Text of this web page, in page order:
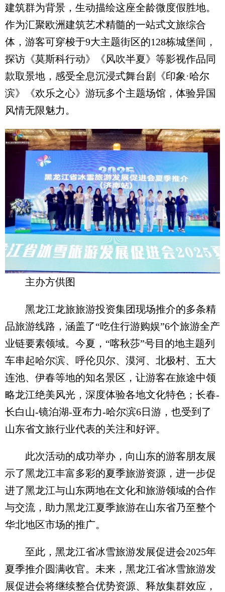
建筑群为背景，生动描绘这座全龄微度假胜地。
作为汇聚欧洲建筑艺术精髓的一站式文旅综合
体，游客可穿梭于9大主题街区的128栋城堡间，
探访《莫斯科行动》《风吹半夏》等影视作品同
款取景地，感受全息沉浸式舞台剧《印象·哈尔
滨》《欢乐之心》游玩多个主题场馆，体验异国
风情无限魅力。
主办方供图
黑龙江龙旅旅游投资集团现场推介的多条精
品旅游线路，涵盖了“吃住行游购娱”6个旅游全产
业链要素领域。今夏，“喀秋莎”号目的地主题列
车串起哈尔滨、呼伦贝尔、漠河、北极村、五大
连池、伊春等地的知名景区，让游客在旅途中领
略龙江绝美风光，深度体验各地文化特色；长春-
长白山-镜泊湖-亚布力-哈尔滨6日游，也受到了
山东省文旅行业代表的关注和好评。
此次活动的成功举办，向山东的游客朋友展
示了黑龙江丰富多彩的夏季旅游资源，进一步促
进了黑龙江与山东两地在文化和旅游领域的合作
与交流，助力黑龙江夏季旅游在山东省乃至整个
华北地区市场的推广。
至此，黑龙江省冰雪旅游发展促进会2025年
夏季推介圆满收官。未来，黑龙江省冰雪旅游发
展促进会将继续整合优势资源、释放集群效应，